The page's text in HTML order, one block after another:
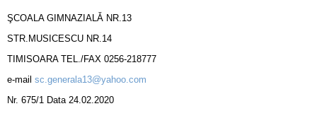
ŞCOALA GIMNAZIALǍ NR.13
STR.MUSICESCU NR.14
TIMISOARA TEL./FAX 0256-218777
e-mail sc.generala13@yahoo.com
Nr. 675/1 Data 24.02.2020